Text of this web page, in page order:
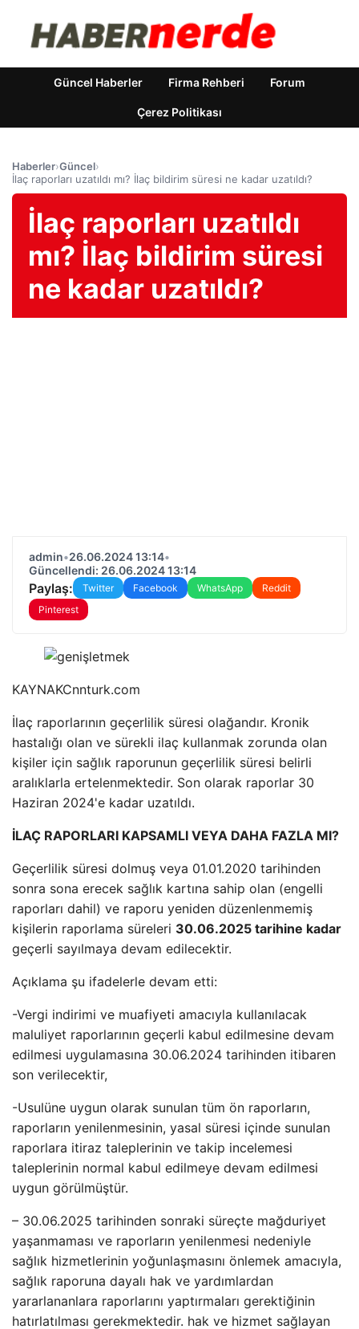
Güncel Haberler Firma Rehberi Forum
Çerez Politikası
Haberler›Güncel›
İlaç raporları uzatıldı mı? İlaç bildirim süresi ne kadar uzatıldı?
İlaç raporları uzatıldı
mı? İlaç bildirim süresi
ne kadar uzatıldı?
admin•26.06.2024 13:14•
Güncellendi: 26.06.2024 13:14
Paylaş: Twitter Facebook WhatsApp
Reddit
Pinterest
KAYNAKCnnturk.com
İlaç raporlarının geçerlilik süresi olağandır. Kronik
hastalığı olan ve sürekli ilaç kullanmak zorunda olan
kişiler için sağlık raporunun geçerlilik süresi belirli
aralıklarla ertelenmektedir. Son olarak raporlar 30
Haziran 2024'e kadar uzatıldı.
İLAÇ RAPORLARI KAPSAMLI VEYA DAHA FAZLA MI?
Geçerlilik süresi dolmuş veya 01.01.2020 tarihinden
sonra sona erecek sağlık kartına sahip olan (engelli
raporları dahil) ve raporu yeniden düzenlenmemiş
kişilerin raporlama süreleri 30.06.2025 tarihine kadar
geçerli sayılmaya devam edilecektir.
Açıklama şu ifadelerle devam etti:
-Vergi indirimi ve muafiyeti amacıyla kullanılacak
maluliyet raporlarının geçerli kabul edilmesine devam
edilmesi uygulamasına 30.06.2024 tarihinden itibaren
son verilecektir,
-Usulüne uygun olarak sunulan tüm ön raporların,
raporların yenilenmesinin, yasal süresi içinde sunulan
raporlara itiraz taleplerinin ve takip incelemesi
taleplerinin normal kabul edilmeye devam edilmesi
uygun görülmüştür.
– 30.06.2025 tarihinden sonraki süreçte mağduriyet
yaşanmaması ve raporların yenilenmesi nedeniyle
sağlık hizmetlerinin yoğunlaşmasını önlemek amacıyla,
sağlık raporuna dayalı hak ve yardımlardan
yararlananlara raporlarını yaptırmaları gerektiğinin
hatırlatılması gerekmektedir. hak ve hizmet sağlayan